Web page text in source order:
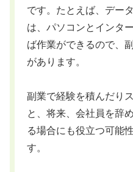
です。たとえば、デー
は、パソコンとインタ
ば作業ができるので、
があります。
副業で経験を積んだり
と、将来、会社員を辞
る場合にも役立つ可能
す。